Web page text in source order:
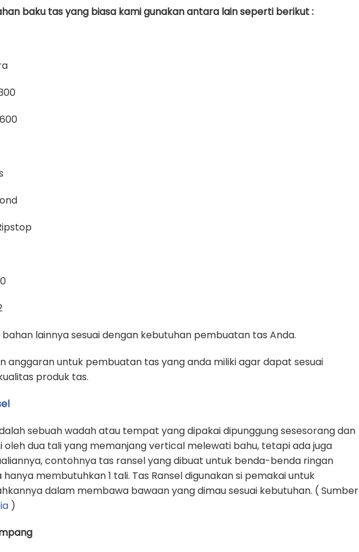
baku tas yang biasa kami gunakan antara lain seperti berikut :
bahan lainnya sesuai dengan kebutuhan pembuatan tas Anda.
anggaran untuk pembuatan tas yang anda miliki agar dapat sesuai
produk tas.
sebuah wadah atau tempat yang dipakai dipunggung sesesorang dan
oleh dua tali yang memanjang vertical melewati bahu, tetapi ada juga
contohnya tas ransel yang dibuat untuk benda-benda ringan
hanya membutuhkan 1 tali. Tas Ransel digunakan si pemakai untuk
dalam membawa bawaan yang dimau sesuai kebutuhan. ( Sumber
)